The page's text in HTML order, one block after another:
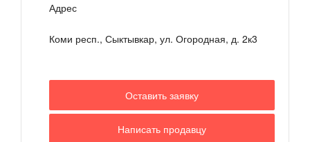
Адрес
Коми респ., Сыктывкар, ул. Огородная, д. 2к3
Оставить заявку
Написать продавцу